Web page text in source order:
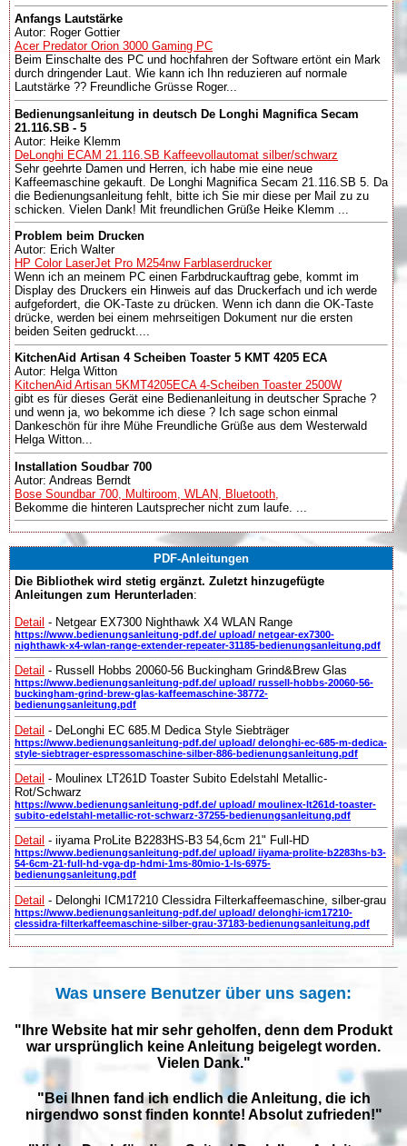
Anfangs Lautstärke
Autor: Roger Gottier
Acer Predator Orion 3000 Gaming PC
Beim Einschalte des PC und hochfahren der Software ertönt ein Mark
durch dringender Laut. Wie kann ich Ihn reduzieren auf normale
Lautstärke ?? Freundliche Grüsse Roger...
Bedienungsanleitung in deutsch De Longhi Magnifica Secam
21.116.SB - 5
Autor: Heike Klemm
DeLonghi ECAM 21.116.SB Kaffeevollautomat silber/schwarz
Sehr geehrte Damen und Herren, ich habe mie eine neue
Kaffeemaschine gekauft. De Longhi Magnifica Secam 21.116.SB 5. Da
die Bedienungsanleitung fehlt, bitte ich Sie mir diese per Mail zu zu
schicken. Vielen Dank! Mit freundlichen Grüße Heike Klemm ...
Problem beim Drucken
Autor: Erich Walter
HP Color LaserJet Pro M254nw Farblaserdrucker
Wenn ich an meinem PC einen Farbdruckauftrag gebe, kommt im
Display des Druckers ein Hinweis auf das Druckerfach und ich werde
aufgefordert, die OK-Taste zu drücken. Wenn ich dann die OK-Taste
drücke, werden bei einem mehrseitigen Dokument nur die ersten
beiden Seiten gedruckt....
KitchenAid Artisan 4 Scheiben Toaster 5 KMT 4205 ECA
Autor: Helga Witton
KitchenAid Artisan 5KMT4205ECA 4-Scheiben Toaster 2500W
gibt es für dieses Gerät eine Bedienanleitung in deutscher Sprache ?
und wenn ja, wo bekomme ich diese ? Ich sage schon einmal
Dankeschön für ihre Mühe Freundliche Grüße aus dem Westerwald
Helga Witton...
Installation Soudbar 700
Autor: Andreas Berndt
Bose Soundbar 700, Multiroom, WLAN, Bluetooth,
Bekomme die hinteren Lautsprecher nicht zum laufe. ...
PDF-Anleitungen
Die Bibliothek wird stetig ergänzt. Zuletzt hinzugefügte
Anleitungen zum Herunterladen:
Detail - Netgear EX7300 Nighthawk X4 WLAN Range
https://www.bedienungsanleitung-pdf.de/ upload/ netgear-ex7300-
nighthawk-x4-wlan-range-extender-repeater-31185-bedienungsanleitung.pdf
Detail - Russell Hobbs 20060-56 Buckingham Grind&Brew Glas
https://www.bedienungsanleitung-pdf.de/ upload/ russell-hobbs-20060-56-
buckingham-grind-brew-glas-kaffeemaschine-38772-
bedienungsanleitung.pdf
Detail - DeLonghi EC 685.M Dedica Style Siebträger
https://www.bedienungsanleitung-pdf.de/ upload/ delonghi-ec-685-m-dedica-
style-siebtrager-espressomaschine-silber-886-bedienungsanleitung.pdf
Detail - Moulinex LT261D Toaster Subito Edelstahl Metallic-
Rot/Schwarz
https://www.bedienungsanleitung-pdf.de/ upload/ moulinex-lt261d-toaster-
subito-edelstahl-metallic-rot-schwarz-37255-bedienungsanleitung.pdf
Detail - iiyama ProLite B2283HS-B3 54,6cm 21" Full-HD
https://www.bedienungsanleitung-pdf.de/ upload/ iiyama-prolite-b2283hs-b3-
54-6cm-21-full-hd-vga-dp-hdmi-1ms-80mio-1-ls-6975-
bedienungsanleitung.pdf
Detail - Delonghi ICM17210 Clessidra Filterkaffeemaschine, silber-grau
https://www.bedienungsanleitung-pdf.de/ upload/ delonghi-icm17210-
clessidra-filterkaffeemaschine-silber-grau-37183-bedienungsanleitung.pdf
Was unsere Benutzer über uns sagen:
"Ihre Website hat mir sehr geholfen, denn dem Produkt
war ursprünglich keine Anleitung beigelegt worden.
Vielen Dank."
"Bei Ihnen fand ich endlich die Anleitung, die ich
nirgendwo sonst finden konnte! Absolut zufrieden!"